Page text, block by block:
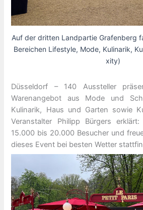
Auf der dritten Landpartie Grafenberg
Bereichen Lifestyle, Mode, Kulinarik,
xity)
Düsseldorf – 140 Aussteller
Warenangebot aus Mode und
Kulinarik, Haus und Garten sowie
Veranstalter Philipp Bürgers
15.000 bis 20.000 Besucher und
dieses Event bei besten Wetter